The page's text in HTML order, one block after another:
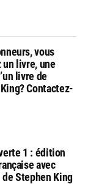
vous
un livre, une
livre de
Contactez-
1 : édition
avec
de Stephen King